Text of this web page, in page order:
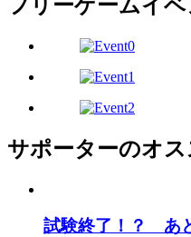
フリーゲームイベ
サポーターのオ
試験終了！？ あ